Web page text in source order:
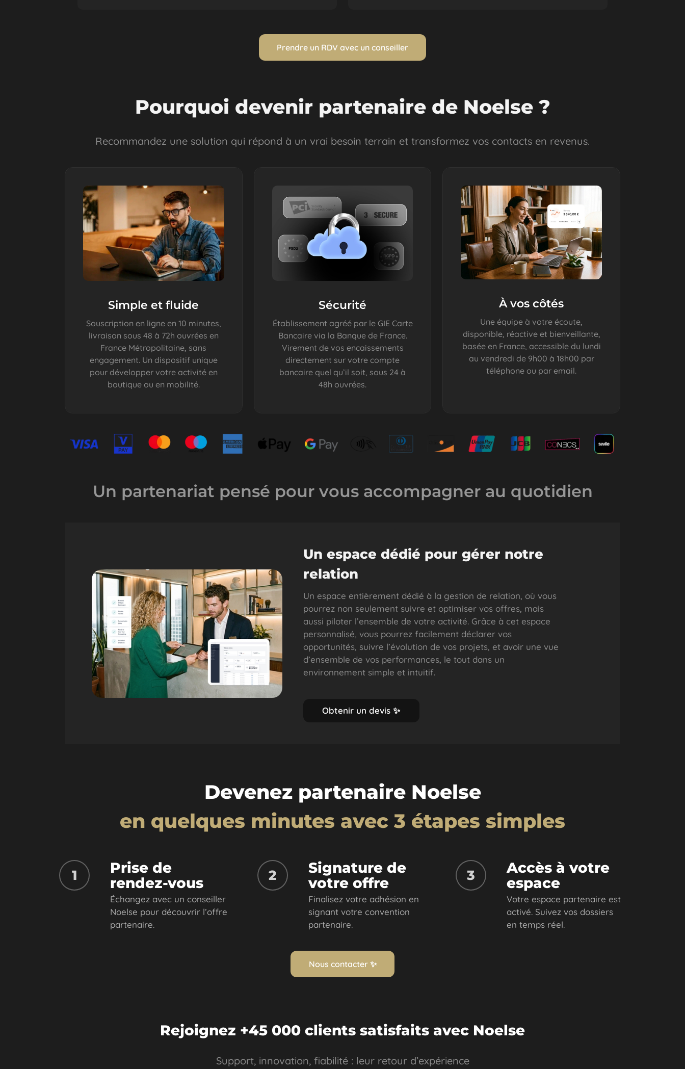
Prendre un RDV avec un conseiller
Pourquoi devenir partenaire de Noelse ?
Recommandez une solution qui répond à un vrai besoin terrain et transformez vos contacts en revenus.
Simple et fluide
Souscription en ligne en 10 minutes,
livraison sous 48 à 72h ouvrées en
France Métropolitaine, sans
engagement. Un dispositif unique
pour développer votre activité en
boutique ou en mobilité.
Sécurité
Établissement agréé par le GIE Carte
Bancaire via la Banque de France.
Virement de vos encaissements
directement sur votre compte
bancaire quel qu’il soit, sous 24 à
48h ouvrées.
À vos côtés
Une équipe à votre écoute,
disponible, réactive et bienveillante,
basée en France, accessible du lundi
au vendredi de 9h00 à 18h00 par
téléphone ou par email.
Un partenariat pensé pour vous accompagner au quotidien
Un espace dédié pour gérer notre
relation
Un espace entièrement dédié à la gestion de relation, où vous
pourrez non seulement suivre et optimiser vos offres, mais
aussi piloter l’ensemble de votre activité. Grâce à cet espace
personnalisé, vous pourrez facilement déclarer vos
opportunités, suivre l’évolution de vos projets, et avoir une vue
d’ensemble de vos performances, le tout dans un
environnement simple et intuitif.
Obtenir un devis ✨
Devenez partenaire Noelse
en quelques minutes avec 3 étapes simples
1
Prise de
rendez-vous
Échangez avec un conseiller
Noelse pour découvrir l’offre
partenaire.
2
Signature de
votre offre
Finalisez votre adhésion en
signant votre convention
partenaire.
3
Accès à votre
espace
Votre espace partenaire est
activé. Suivez vos dossiers
en temps réel.
Nous contacter ✨
Rejoignez +45 000 clients satisfaits avec Noelse
Support, innovation, fiabilité : leur retour d’expérience